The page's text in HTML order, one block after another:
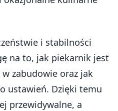
i stabilności
na to, jak piekarnik jest
zabudowie oraz jak
ustawień. Dzięki temu
przewidywalne, a